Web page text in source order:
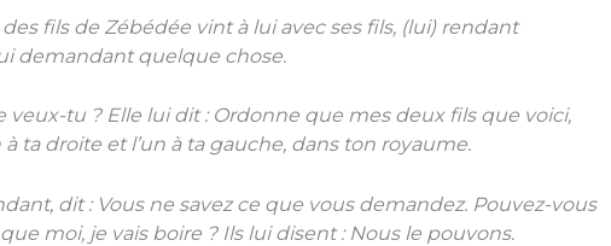
des fils de Zébédée vint à lui avec ses fils, (lui) rendant
demandant quelque chose.
veux-tu ? Elle lui dit : Ordonne que mes deux fils que voici,
à ta droite et l’un à ta gauche, dans ton royaume.
dit : Vous ne savez ce que vous demandez. Pouvez-vous
moi, je vais boire ? Ils lui disent : Nous le pouvons.